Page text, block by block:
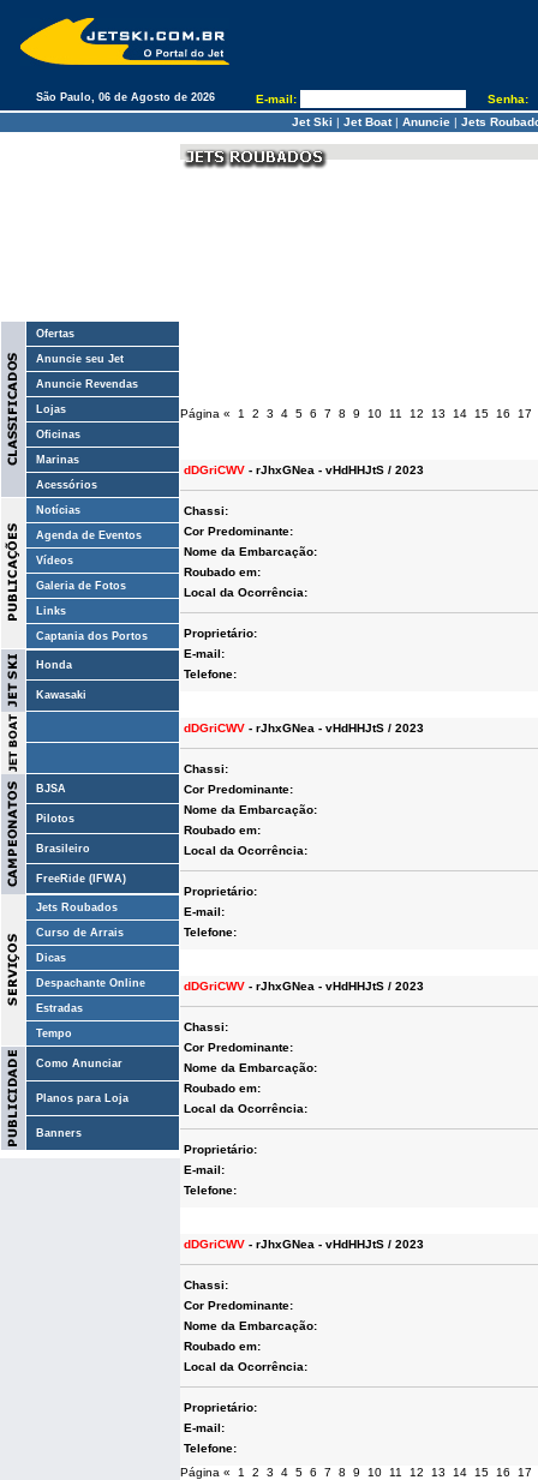
São Paulo, 06 de Agosto de 2026 E-mail:
Senha:
Jet Ski | Jet Boat| Anuncie| Jets
Ofertas
Anuncie seu Jet
Anuncie Revendas
Lojas
Oficinas
Marinas
Acessórios
Notícias
Agenda de Eventos
Vídeos
Galeria de Fotos
Links
Captania dos Portos
Honda
Kawasaki
BJSA
Pilotos
Brasileiro
FreeRide (IFWA)
Jets Roubados
Curso de Arrais
Dicas
Despachante Online
Estradas
Tempo
Como Anunciar
Planos para Loja
Banners
Página « 1 2 3 4 5 6 7 8 9 10 11 12 13 14 15 16 17
dDGriCWV - rJhxGNea - vHdHHJtS / 2023
Chassi:
Cor Predominante:
Nome da Embarcação:
Roubado em:
Local da Ocorrência:
Proprietário:
E-mail:
Telefone:
dDGriCWV - rJhxGNea - vHdHHJtS / 2023
Chassi:
Cor Predominante:
Nome da Embarcação:
Roubado em:
Local da Ocorrência:
Proprietário:
E-mail:
Telefone:
dDGriCWV - rJhxGNea - vHdHHJtS / 2023
Chassi:
Cor Predominante:
Nome da Embarcação:
Roubado em:
Local da Ocorrência:
Proprietário:
E-mail:
Telefone:
dDGriCWV - rJhxGNea - vHdHHJtS / 2023
Chassi:
Cor Predominante:
Nome da Embarcação:
Roubado em:
Local da Ocorrência:
Proprietário:
E-mail:
Telefone:
Página « 1 2 3 4 5 6 7 8 9 10 11 12 13 14 15 16 17